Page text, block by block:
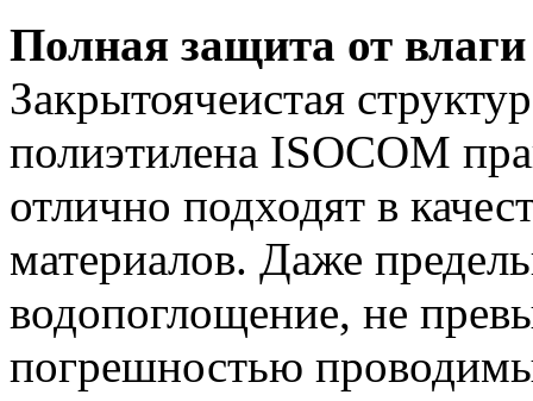
Полная защита от
Закрытоячеистая
полиэтилена ISOCOM
отлично подходят в
материалов. Даже
водопоглощение, не
погрешностью